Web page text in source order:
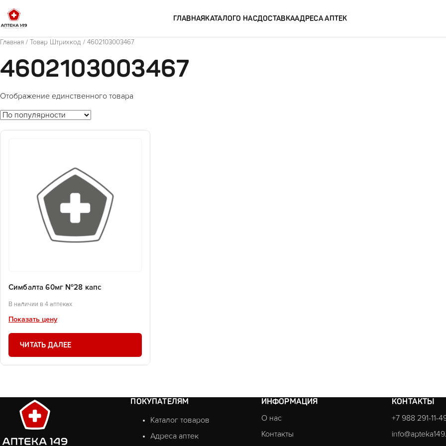
ГЛАВНАЯКАТАЛОГО НАСДОСТАВКААДРЕСА АПТЕК
Главная / Товар Штрихкод / 4602103003467
4602103003467
Отображение единственного товара
Симбалта 60мг №28 капс
В наличии в 4 аптеках
Показать цену
ЧИТАТЬ ДАЛЕЕ
ПОКУПАТЕЛЯМ
Каталог товаров
Адреса аптек
ИНФОРМАЦИЯ
О нас
Контакты
КОНТАКТЫ
+7 988 291-11-